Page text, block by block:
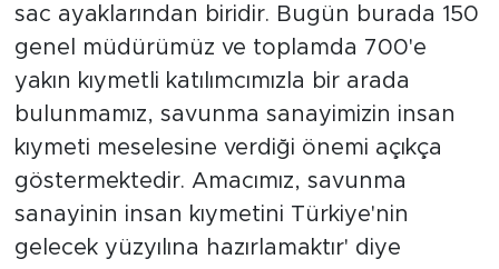
sac ayaklarından biridir. Bugün burada 150
genel müdürümüz ve toplamda 700'e
yakın kıymetli katılımcımızla bir arada
bulunmamız, savunma sanayimizin insan
kıymeti meselesine verdiği önemi açıkça
göstermektedir. Amacımız, savunma
sanayinin insan kıymetini Türkiye'nin
gelecek yüzyılına hazırlamaktır' diye